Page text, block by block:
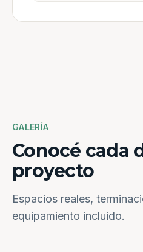
GALERÍA
Conocé cada
proyecto
Espacios reales,
equipamiento incluido.